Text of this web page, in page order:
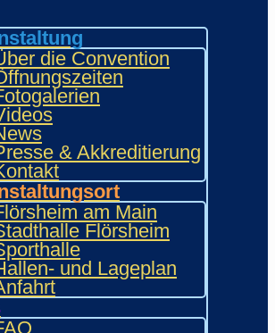
die Convention
& Akkreditierung
am Main
Flörsheim
und Lageplan
und -
und Künstler
Buy
und Präsentationen
Card Games (TCG)